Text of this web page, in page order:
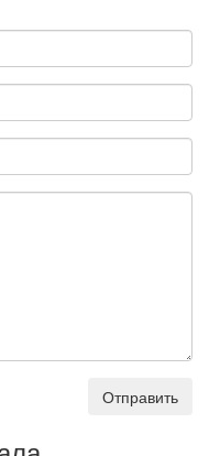
Отправить